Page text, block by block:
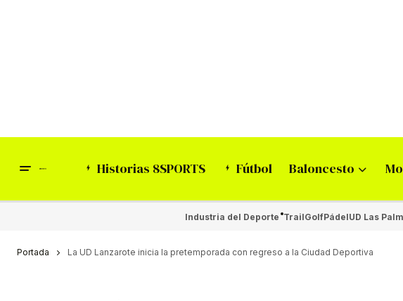
Historias 8SPORTS Fútbol Baloncesto
Industria del Deporte TrailGolfPádelUD Las
Portada La UD Lanzarote inicia la pretemporada con regreso a la Ciudad Deportiva